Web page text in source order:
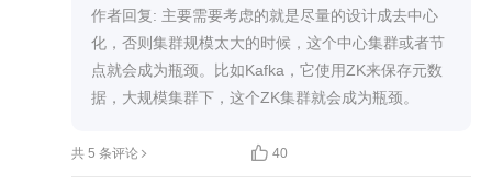
作者回复: 主要需要考虑的就是尽量的设计成去中心
化，否则集群规模太大的时候，这个中心集群或者节
点就会成为瓶颈。比如Kafka，它使用ZK来保存元数
据，大规模集群下，这个ZK集群就会成为瓶颈。
共 5 条评论  40